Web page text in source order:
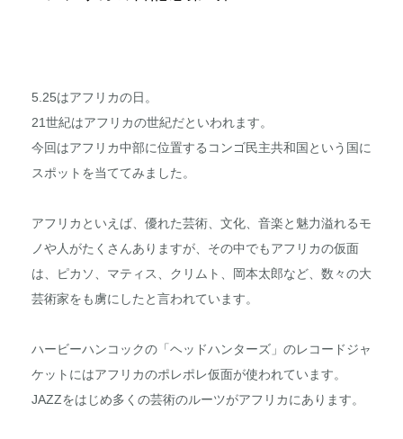
5.25はアフリカの日。
21世紀はアフリカの世紀だといわれます。
今回はアフリカ中部に位置するコンゴ民主共和国という国に
スポットを当ててみました。
アフリカといえば、優れた芸術、文化、音楽と魅力溢れるモ
ノや人がたくさんありますが、その中でもアフリカの仮面
は、ピカソ、マティス、クリムト、岡本太郎など、数々の大
芸術家をも虜にしたと言われています。
ハービーハンコックの「ヘッドハンターズ」のレコードジャ
ケットにはアフリカのポレポレ仮面が使われています。
JAZZをはじめ多くの芸術のルーツがアフリカにあります。